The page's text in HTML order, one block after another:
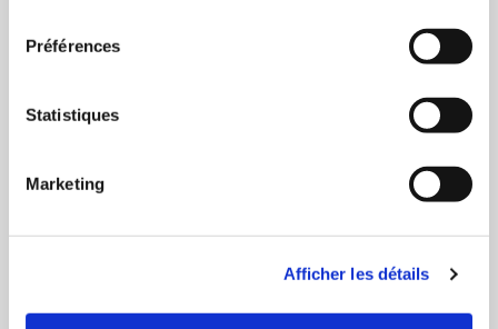
Préférences
Statistiques
Marketing
Afficher les détails
1 198,80 €